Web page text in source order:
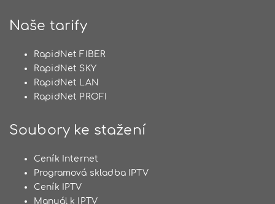
Naše tarify
RapidNet FIBER
RapidNet SKY
RapidNet LAN
RapidNet PROFI
Soubory ke stažení
Ceník Internet
Programová skladba IPTV
Ceník IPTV
Manuál k IPTV